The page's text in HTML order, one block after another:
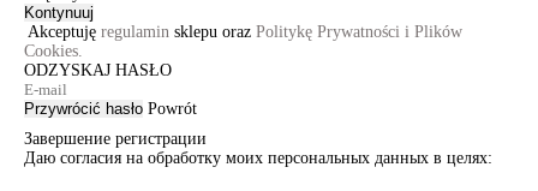
Kontynuuj
Akceptuję regulamin sklepu oraz Politykę Prywatności i Plików
Cookies.
ODZYSKAJ HASŁO
Przywrócić hasło Powrót
Завершение регистрации
Даю согласия на обработку моих персональных данных в целях: